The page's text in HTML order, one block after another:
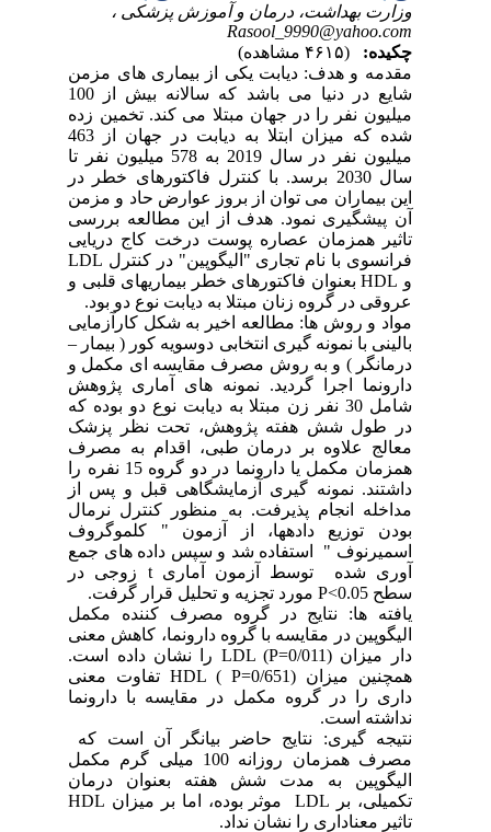
وزارت بهداشت، درمان و آموزش پزشکی ،
Rasool_9990@yahoo.com
چکیده:
مقدمه و هدف: دیابت یکی از بیماری های مزمن
شایع در دنیا می باشد که سالانه بیش از 100
میلیون نفر را در جهان مبتلا می کند. تخمین زده
شده که میزان ابتلا به دیابت در جهان از 463
میلیون نفر در سال 2019 به 578 میلیون نفر تا
سال 2030 برسد. با کنترل فاکتورهای خطر در
این بیماران می توان از بروز عوارض حاد و مزمن
آن پیشگیری نمود. هدف از این مطالعه بررسی
تاثیر همزمان عصاره پوست درخت کاج دریایی
فرانسوی با نام تجاری "الیگوپین" در کنترل LDL
و HDL بعنوان فاکتورهای خطر بیماریهای قلبی و
عروقی در گروه زنان مبتلا به دیابت نوع دو بود.
مواد و روش ها: مطالعه اخیر به شکل کارآزمایی
بالینی با نمونه گیری انتخابی دوسویه کور ( بیمار –
درمانگر ) و به روش مصرف مقایسه ای مکمل و
دارونما اجرا گردید. نمونه های آماری پژوهش
شامل 30 نفر زن مبتلا به دیابت نوع دو بوده که
در طول شش هفته پژوهش، تحت نظر پزشک
معالج علاوه بر درمان طبی، اقدام به مصرف
همزمان مکمل یا دارونما در دو گروه 15 نفره را
داشتند. نمونه گیری آزمایشگاهی قبل و پس از
مداخله انجام پذیرفت. به منظور کنترل نرمال
بودن توزیع داده­ها، از آزمون " کلموگروف
اسمیرنوف " استفاده شد و سپس داده های جمع
آوری شده توسط آزمون آماری t زوجی در
سطح 0.05>P مورد تجزیه و تحلیل قرار گرفت.
یافته ها: نتایج در گروه مصرف کننده مکمل
الیگوپین در مقایسه با گروه دارونما، کاهش معنی
دار میزان LDL (P=0/011) را نشان داده است.
همچنین میزان HDL ( P=0/651) تفاوت معنی
داری را در گروه مکمل در مقایسه با دارونما
نداشته است.
نتیجه گیری: نتایج حاضر بیانگر آن است که
مصرف همزمان روزانه 100 میلی گرم مکمل
الیگوپین به مدت شش هفته بعنوان درمان
تکمیلی، بر LDL موثر بوده، اما بر میزان HDL
تاثیر معناداری را نشان نداد.